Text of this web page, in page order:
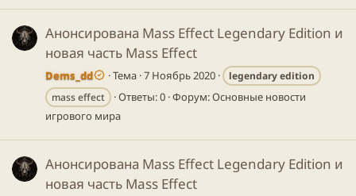
Анонсирована Mass Effect Legendary Edition и
новая часть Mass Effect
Dems_dd Тема 7 Ноябрь 2020 legendaryedition
mass effect
Ответы: 0 Форум:Основные новости
игрового мира
Анонсирована Mass Effect Legendary Edition и
новая часть Mass Effect